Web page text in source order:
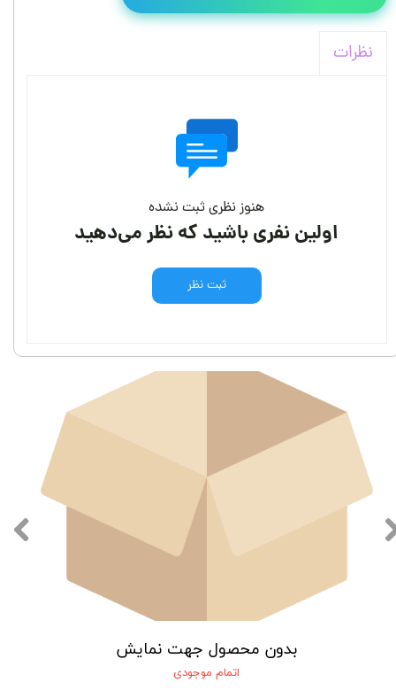
نظرات
هنوز نظری ثبت نشده
اولین نفری باشید که نظر می‌دهید
ثبت نظر
بدون محصول جهت نمایش
اتمام موجودی